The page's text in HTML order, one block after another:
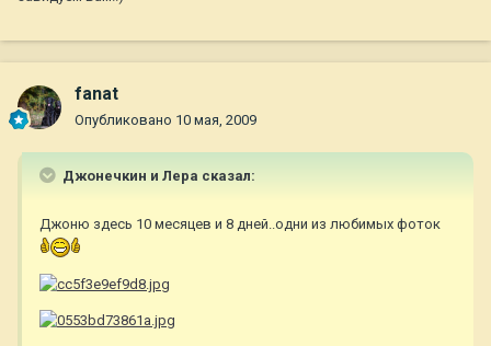
fanat
Опубликовано 10 мая, 2009
Джонечкин и Лера сказал:
Джоню здесь 10 месяцев и 8 дней..одни из любимых фоток